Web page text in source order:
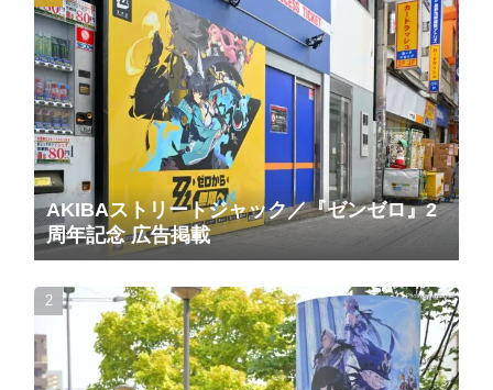
AKIBAストリートジャック／『ゼンゼロ』2
周年記念 広告掲載